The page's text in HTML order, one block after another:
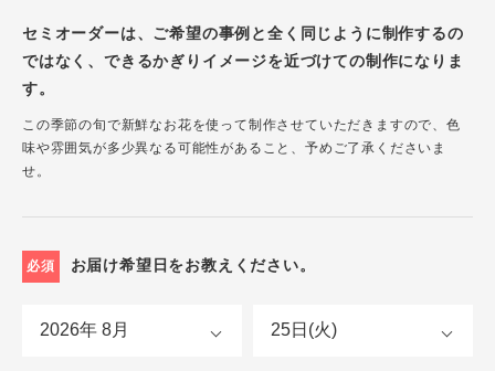
セミオーダーは、ご希望の事例と全く同じように制作するの
ではなく、できるかぎりイメージを近づけての制作になりま
す。
この季節の旬で新鮮なお花を使って制作させていただきますので、色
味や雰囲気が多少異なる可能性があること、予めご了承くださいま
せ。
必須 お届け希望日をお教えください。